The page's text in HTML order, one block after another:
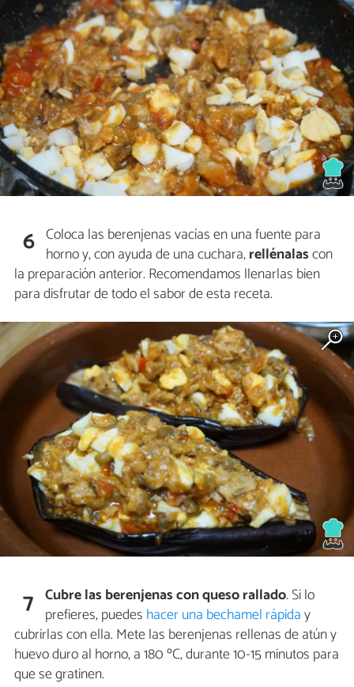
6 Coloca las berenjenas vacías en una fuente para
horno y, con ayuda de una cuchara,rellénalascon
la preparación anterior. Recomendamos llenarlas bien
para disfrutar de todo el sabor de esta receta.
7 Cubre las berenjenas con queso rallado. Si lo
prefieres, puedes hacer una bechamel rápiday
cubrirlas con ella. Mete las berenjenas rellenas de atún y
huevo duro al horno, a 180 ºC, durante 10-15 minutos para
que se gratinen.